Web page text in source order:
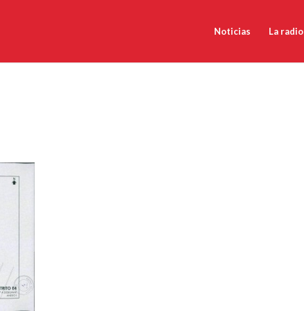
Noticias La radio